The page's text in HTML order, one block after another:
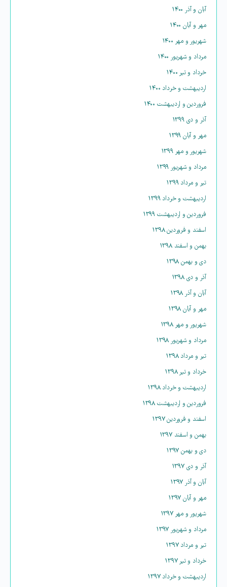
آبان و آذر ۱۴۰۰
مهر و آبان ۱۴۰۰
شهریور و مهر ۱۴۰۰
مرداد و شهریور ۱۴۰۰
خرداد و تیر ۱۴۰۰
اردیبهشت و خرداد ۱۴۰۰
فروردین و اردیبهشت ۱۴۰۰
آذر و دی ۱۳۹۹
مهر و آبان ۱۳۹۹
شهریور و مهر ۱۳۹۹
مرداد و شهریور ۱۳۹۹
تیر و مرداد ۱۳۹۹
اردیبهشت و خرداد ۱۳۹۹
فروردین و اردیبهشت ۱۳۹۹
اسفند و فروردین ۱۳۹۸
بهمن و اسفند ۱۳۹۸
دی و بهمن ۱۳۹۸
آذر و دی ۱۳۹۸
آبان و آذر ۱۳۹۸
مهر و آبان ۱۳۹۸
شهریور و مهر ۱۳۹۸
مرداد و شهریور ۱۳۹۸
تیر و مرداد ۱۳۹۸
خرداد و تیر ۱۳۹۸
اردیبهشت و خرداد ۱۳۹۸
فروردین و اردیبهشت ۱۳۹۸
اسفند و فروردین ۱۳۹۷
بهمن و اسفند ۱۳۹۷
دی و بهمن ۱۳۹۷
آذر و دی ۱۳۹۷
آبان و آذر ۱۳۹۷
مهر و آبان ۱۳۹۷
شهریور و مهر ۱۳۹۷
مرداد و شهریور ۱۳۹۷
تیر و مرداد ۱۳۹۷
خرداد و تیر ۱۳۹۷
اردیبهشت و خرداد ۱۳۹۷